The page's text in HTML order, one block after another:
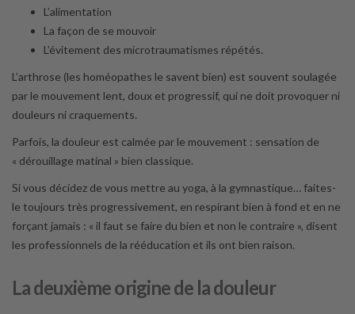
L’alimentation
La façon de se mouvoir
L’évitement des microtraumatismes répétés.
L’arthrose (les homéopathes le savent bien) est souvent soulagée
par le mouvement lent, doux et progressif, qui ne doit provoquer ni
douleurs ni craquements.
Parfois, la douleur est calmée par le mouvement : sensation de
« dérouillage matinal » bien classique.
Si vous décidez de vous mettre au yoga, à la gymnastique… faites-
le toujours très progressivement, en respirant bien à fond et en ne
forçant jamais : « il faut se faire du bien et non le contraire », disent
les professionnels de la rééducation et ils ont bien raison.
La deuxième origine de la douleur